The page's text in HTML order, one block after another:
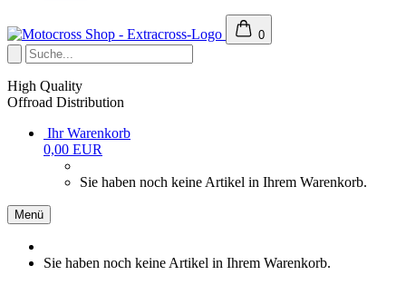
0
High Quality
Offroad Distribution
Ihr Warenkorb
0,00 EUR
Sie haben noch keine Artikel in Ihrem Warenkorb.
Menü
Sie haben noch keine Artikel in Ihrem Warenkorb.